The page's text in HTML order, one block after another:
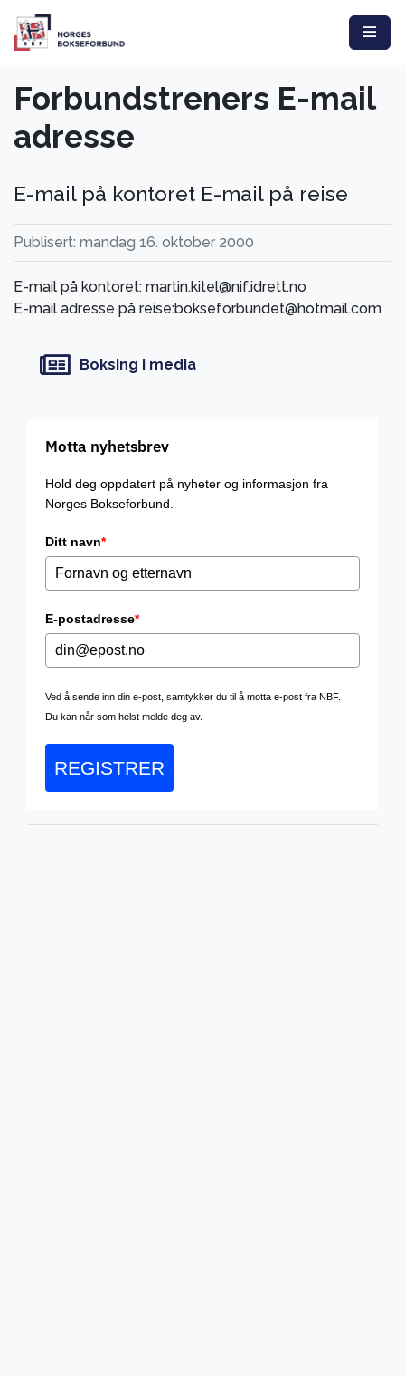
Forbundstreners E-mail
adresse
E-mail på kontoret E-mail på reise
Publisert: mandag 16. oktober 2000
E-mail på kontoret: martin.kitel@nif.idrett.no
E-mail adresse på reise:bokseforbundet@hotmail.com
Boksing i media
Motta nyhetsbrev
Hold deg oppdatert på nyheter og informasjon fra
Norges Bokseforbund.
Ditt navn*
E-postadresse*
Ved å sende inn din e-post, samtykker du til å motta e-post fra NBF.
Du kan når som helst melde deg av.
REGISTRER